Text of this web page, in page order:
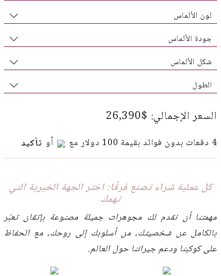
لون الألماس
جودة الألماس
شكل الألماس
الطول
السعر الإجمالي: $26,390
4 دفعات بدون فوائد بقيمة 100 دولار مع أو تأكيد
كل عملية شراء تصنع فرقًا: اختر الجهة الخيرية التي
تهمك
مهمتنا أن نقدم لك مجوهرات جميلة مصنوعة بإتقان تعبّر
بالكامل عن شخصيتك، من أسلوبك إلى روحك، مع الحفاظ
على كوكبنا ودعم جيراننا حول العالم.